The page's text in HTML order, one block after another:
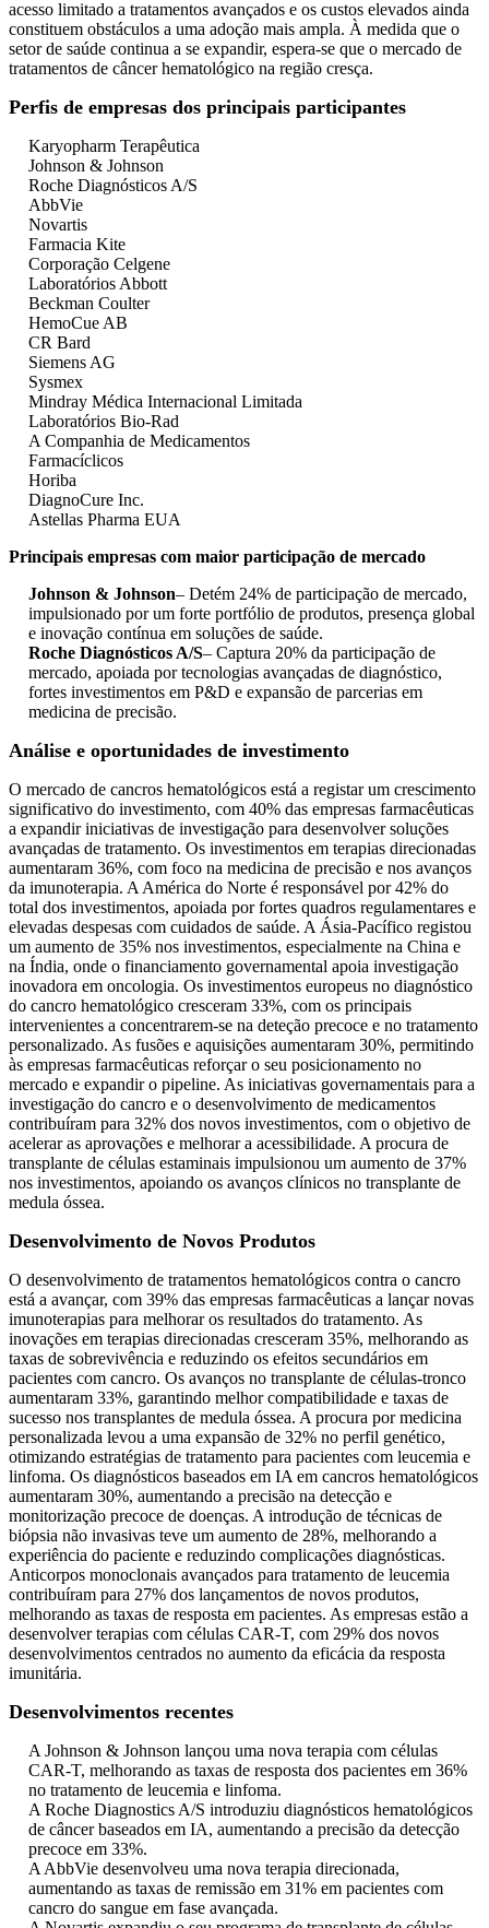
acesso limitado a tratamentos avançados e os custos elevados ainda
constituem obstáculos a uma adoção mais ampla. À medida que o
setor de saúde continua a se expandir, espera-se que o mercado de
tratamentos de câncer hematológico na região cresça.
Perfis de empresas dos principais participantes
Karyopharm Terapêutica
Johnson & Johnson
Roche Diagnósticos A/S
AbbVie
Novartis
Farmacia Kite
Corporação Celgene
Laboratórios Abbott
Beckman Coulter
HemoCue AB
CR Bard
Siemens AG
Sysmex
Mindray Médica Internacional Limitada
Laboratórios Bio-Rad
A Companhia de Medicamentos
Farmacíclicos
Horiba
DiagnoCure Inc.
Astellas Pharma EUA
Principais empresas com maior participação de mercado
Johnson & Johnson– Detém 24% de participação de mercado,
impulsionado por um forte portfólio de produtos, presença global
e inovação contínua em soluções de saúde.
Roche Diagnósticos A/S– Captura 20% da participação de
mercado, apoiada por tecnologias avançadas de diagnóstico,
fortes investimentos em P&D e expansão de parcerias em
medicina de precisão.
Análise e oportunidades de investimento
O mercado de cancros hematológicos está a registar um crescimento
significativo do investimento, com 40% das empresas farmacêuticas
a expandir iniciativas de investigação para desenvolver soluções
avançadas de tratamento. Os investimentos em terapias direcionadas
aumentaram 36%, com foco na medicina de precisão e nos avanços
da imunoterapia. A América do Norte é responsável por 42% do
total dos investimentos, apoiada por fortes quadros regulamentares e
elevadas despesas com cuidados de saúde. A Ásia-Pacífico registou
um aumento de 35% nos investimentos, especialmente na China e
na Índia, onde o financiamento governamental apoia investigação
inovadora em oncologia. Os investimentos europeus no diagnóstico
do cancro hematológico cresceram 33%, com os principais
intervenientes a concentrarem-se na deteção precoce e no tratamento
personalizado. As fusões e aquisições aumentaram 30%, permitindo
às empresas farmacêuticas reforçar o seu posicionamento no
mercado e expandir o pipeline. As iniciativas governamentais para a
investigação do cancro e o desenvolvimento de medicamentos
contribuíram para 32% dos novos investimentos, com o objetivo de
acelerar as aprovações e melhorar a acessibilidade. A procura de
transplante de células estaminais impulsionou um aumento de 37%
nos investimentos, apoiando os avanços clínicos no transplante de
medula óssea.
Desenvolvimento de Novos Produtos
O desenvolvimento de tratamentos hematológicos contra o cancro
está a avançar, com 39% das empresas farmacêuticas a lançar novas
imunoterapias para melhorar os resultados do tratamento. As
inovações em terapias direcionadas cresceram 35%, melhorando as
taxas de sobrevivência e reduzindo os efeitos secundários em
pacientes com cancro. Os avanços no transplante de células-tronco
aumentaram 33%, garantindo melhor compatibilidade e taxas de
sucesso nos transplantes de medula óssea. A procura por medicina
personalizada levou a uma expansão de 32% no perfil genético,
otimizando estratégias de tratamento para pacientes com leucemia e
linfoma. Os diagnósticos baseados em IA em cancros hematológicos
aumentaram 30%, aumentando a precisão na detecção e
monitorização precoce de doenças. A introdução de técnicas de
biópsia não invasivas teve um aumento de 28%, melhorando a
experiência do paciente e reduzindo complicações diagnósticas.
Anticorpos monoclonais avançados para tratamento de leucemia
contribuíram para 27% dos lançamentos de novos produtos,
melhorando as taxas de resposta em pacientes. As empresas estão a
desenvolver terapias com células CAR-T, com 29% dos novos
desenvolvimentos centrados no aumento da eficácia da resposta
imunitária.
Desenvolvimentos recentes
A Johnson & Johnson lançou uma nova terapia com células
CAR-T, melhorando as taxas de resposta dos pacientes em 36%
no tratamento de leucemia e linfoma.
A Roche Diagnostics A/S introduziu diagnósticos hematológicos
de câncer baseados em IA, aumentando a precisão da detecção
precoce em 33%.
A AbbVie desenvolveu uma nova terapia direcionada,
aumentando as taxas de remissão em 31% em pacientes com
cancro do sangue em fase avançada.